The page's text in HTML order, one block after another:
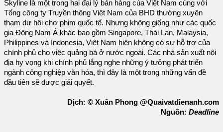
Skyline là một trong hai đại lý bán hàng của Việt Nam cùng với
Tổng công ty Truyền thông Việt Nam của BHD thường xuyên
tham dự hội chợ phim quốc tế. Nhưng không giống như các quốc
gia Đông Nam Á khác bao gồm Singapore, Thái Lan, Malaysia,
Philippines và Indonesia, Việt Nam hiện không có sự hỗ trợ của
chính phủ cho việc quảng bá ở nước ngoài. Các nhà sản xuất nội
địa hy vọng khi chính phủ lắng nghe những ý tưởng phát triển
ngành công nghiệp văn hóa, thì đây là một trong những vấn đề
đầu tiên sẽ được giải quyết.
Dịch: © Xuân Phong @Quaivatdienanh.com
Nguồn: Deadline